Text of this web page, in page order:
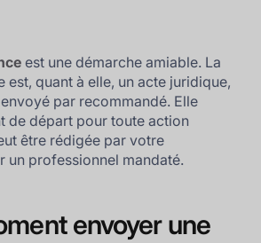
est une démarche amiable. La
est, quant à elle, un acte juridique,
par recommandé. Elle
de départ pour toute action
être rédigée par votre
un professionnel mandaté.
envoyer une